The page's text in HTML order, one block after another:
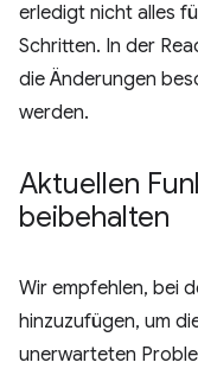
erledigt nicht alles
Schritten. In der
die Änderungen
werden.
Aktuellen
beibehalten
Wir empfehlen, bei
hinzuzufügen, um
unerwarteten